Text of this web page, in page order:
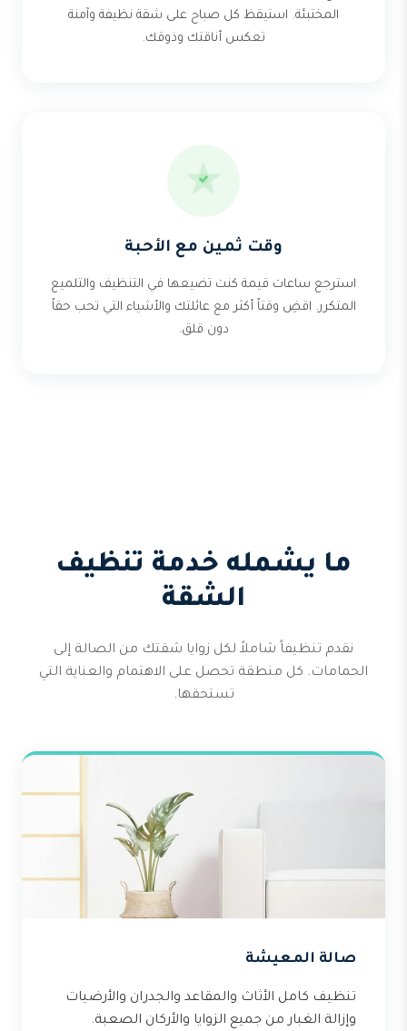
المختبئة. استيقظ كل صباح على شقة نظيفة وآمنة
تعكس أناقتك وذوقك.
وقت ثمين مع الأحبة
استرجع ساعات قيمة كنت تضيعها في التنظيف والتلميع
المتكرر. اقضِ وقتاً أكثر مع عائلتك والأشياء التي تحب حقاً
دون قلق.
ما يشمله خدمة تنظيف
الشقة
نقدم تنظيفاً شاملاً لكل زوايا شقتك من الصالة إلى
الحمامات. كل منطقة تحصل على الاهتمام والعناية التي
تستحقها.
صالة المعيشة
تنظيف كامل الأثاث والمقاعد والجدران والأرضيات
وإزالة الغبار من جميع الزوايا والأركان الصعبة.